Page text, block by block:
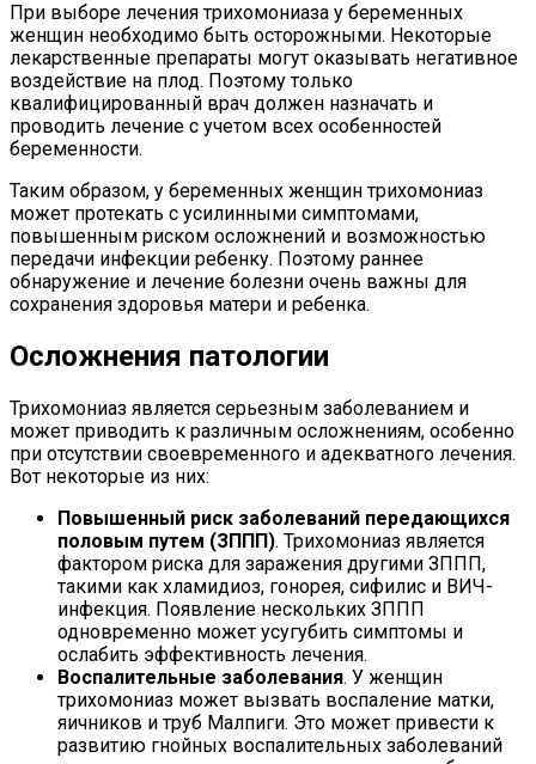
При выборе лечения трихомониаза у беременных
женщин необходимо быть осторожными. Некоторые
лекарственные препараты могут оказывать негативное
воздействие на плод. Поэтому только
квалифицированный врач должен назначать и
проводить лечение с учетом всех особенностей
беременности.
Таким образом, у беременных женщин трихомониаз
может протекать с усилинными симптомами,
повышенным риском осложнений и возможностью
передачи инфекции ребенку. Поэтому раннее
обнаружение и лечение болезни очень важны для
сохранения здоровья матери и ребенка.
Осложнения патологии
Трихомониаз является серьезным заболеванием и
может приводить к различным осложнениям, особенно
при отсутствии своевременного и адекватного лечения.
Вот некоторые из них:
Повышенный риск заболеваний передающихся
половым путем (ЗППП). Трихомониаз является
фактором риска для заражения другими ЗППП,
такими как хламидиоз, гонорея, сифилис и ВИЧ-
инфекция. Появление нескольких ЗППП
одновременно может усугубить симптомы и
ослабить эффективность лечения.
Воспалительные заболевания. У женщин
трихомониаз может вызвать воспаление матки,
яичников и труб Малпиги. Это может привести к
развитию гнойных воспалительных заболеваний